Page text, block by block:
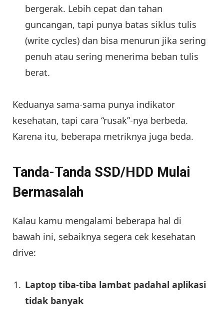
bergerak. Lebih cepat dan tahan
guncangan, tapi punya batas siklus tulis
(write cycles) dan bisa menurun jika sering
penuh atau sering menerima beban tulis
berat.
Keduanya sama-sama punya indikator
kesehatan, tapi cara “rusak”-nya berbeda.
Karena itu, beberapa metriknya juga beda.
Tanda-Tanda SSD/HDD Mulai
Bermasalah
Kalau kamu mengalami beberapa hal di
bawah ini, sebaiknya segera cek kesehatan
drive:
Laptop tiba-tiba lambat padahal aplikasi
tidak banyak